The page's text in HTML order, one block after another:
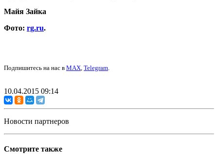
Майя Зайка
Фото: rg.ru.
Подпишитесь на нас в MAX, Telegram.
10.04.2015 09:14
Новости партнеров
Смотрите также